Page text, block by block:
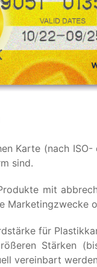
Karte (nach
sind.
mit
Marketingzwecke
für
Stärken
vereinbart